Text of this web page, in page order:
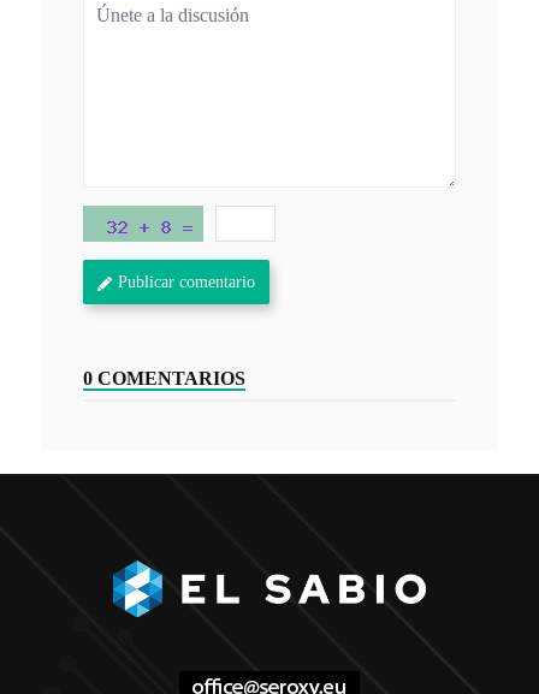
Publicar comentario
0 COMENTARIOS